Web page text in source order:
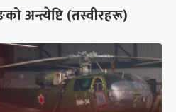
अन्त्येष्टि (तस्वीरहरू)